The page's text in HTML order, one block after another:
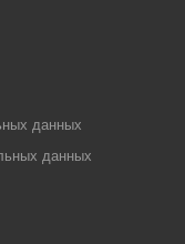
данных
данных